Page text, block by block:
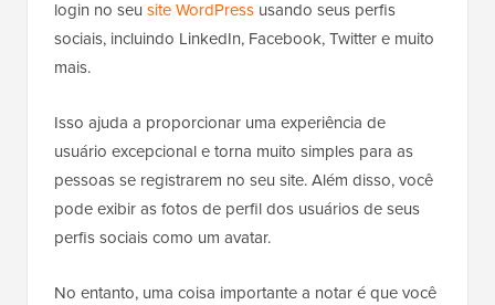
login no seu site WordPress usando seus perfis
sociais, incluindo LinkedIn, Facebook, Twitter e muito
mais.
Isso ajuda a proporcionar uma experiência de
usuário excepcional e torna muito simples para as
pessoas se registrarem no seu site. Além disso, você
pode exibir as fotos de perfil dos usuários de seus
perfis sociais como um avatar.
No entanto, uma coisa importante a notar é que você